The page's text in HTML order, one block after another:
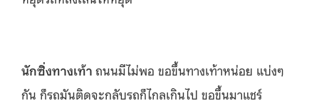
นักซิ่งทางเท้า ถนนมีไม่พอ ขอขึ้นทางเท้าหน่อย แบ่งๆ
กัน ก็รถมันติดจะกลับรถก็ไกลเกินไป ขอขึ้นมาแชร์